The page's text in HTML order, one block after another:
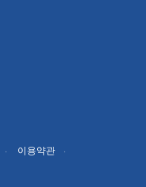
이용약관